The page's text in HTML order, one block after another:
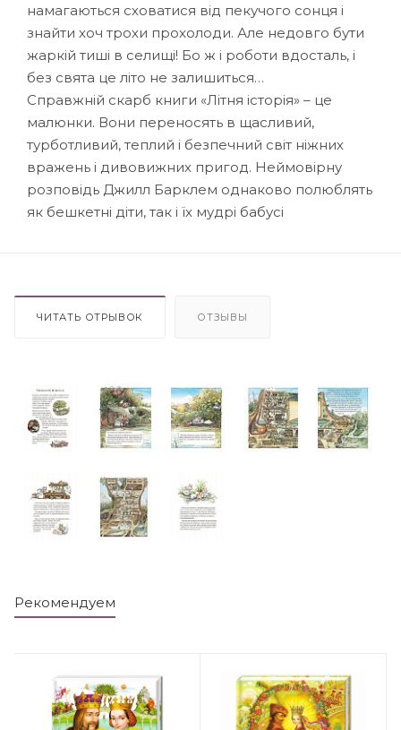
намагаються сховатися від пекучого сонця і
знайти хоч трохи прохолоди. Але недовго бути
жаркій тиші в селищі! Бо ж і роботи вдосталь, і
без свята це літо не залишиться…
Справжній скарб книги «Літня історія» – це
малюнки. Вони переносять в щасливий,
турботливий, теплий і безпечний світ ніжних
вражень і дивовижних пригод. Неймовірну
розповідь Джилл Барклем однаково полюблять
як бешкетні діти, так і їх мудрі бабусі
ЧИТАТЬ ОТРЫВОК ОТЗЫВЫ
Рекомендуем